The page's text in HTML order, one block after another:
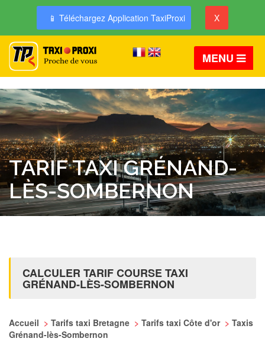
📱 Téléchargez Application TaxiProxi X
MENU
TARIF TAXI GRÉNAND-
LÈS-SOMBERNON
CALCULER TARIF COURSE TAXI
GRÉNAND-LÈS-SOMBERNON
Accueil > Tarifs taxi Bretagne > Tarifs taxi Côte d'or > Taxis
Grénand-lès-Sombernon